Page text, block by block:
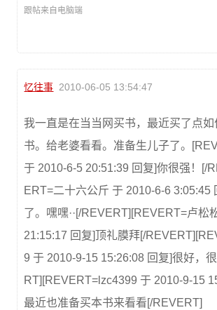
跟帖来自电脑端
忆往事 2010-06-05 13:54:47
我一直是在当当网买书，最近买了点如
书。给老婆看看。准备生儿子了。
于 2010-6-5 20:51:39 回复]你很强！[/
ERT=二十六公斤 于 2010-6-6 3:05:45
了。嘿嘿··[/REVERT][REVERT=卢松
21:15:17 回复]顶礼膜拜[/
9 于 2010-9-15 15:26:08 回复]很好，
RT][REVERT=lzc4399 于 2010-9-15
最近也准备买本书来看看[/REVERT]